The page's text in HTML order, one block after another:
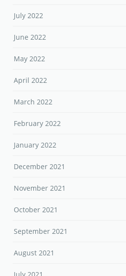
July 2022
June 2022
May 2022
April 2022
March 2022
February 2022
January 2022
December 2021
November 2021
October 2021
September 2021
August 2021